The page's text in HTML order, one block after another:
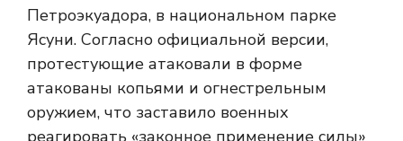
Петроэкуадора, в национальном парке
Ясуни. Согласно официальной версии,
протестующие атаковали в форме
атакованы копьями и огнестрельным
оружием, что заставило военных